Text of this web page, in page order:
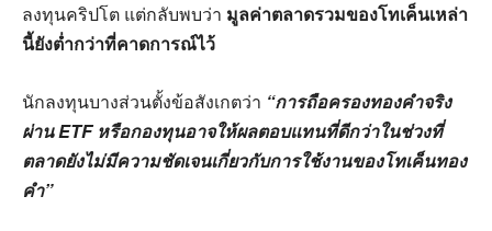
ลงทุนคริปโต แต่กลับพบว่า มูลค่าตลาดรวมของโทเค็นเหล่า
นี้ยังต่ำกว่าที่คาดการณ์ไว้
นักลงทุนบางส่วนตั้งข้อสังเกตว่า “การถือครองทองคำจริง
ผ่าน ETF หรือกองทุนอาจให้ผลตอบแทนที่ดีกว่าในช่วงที่
ตลาดยังไม่มีความชัดเจนเกี่ยวกับการใช้งานของโทเค็นทอง
คำ”